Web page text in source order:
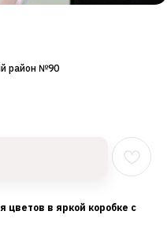
район №90
цветов в яркой коробке с